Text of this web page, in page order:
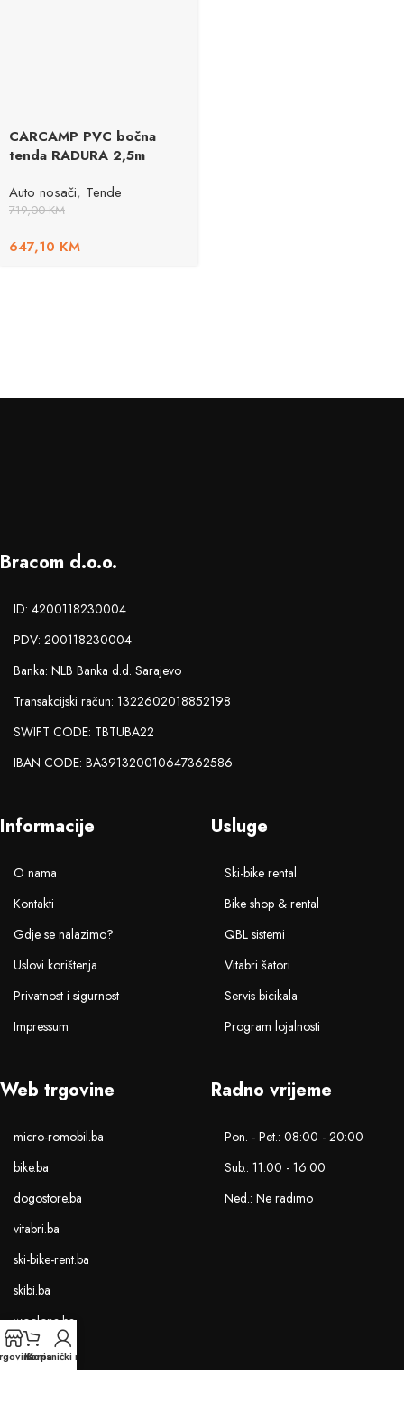
CARCAMP PVC bočna
tenda RADURA 2,5m
Auto nosači, Tende
719,00KM
647,10 KM
Bracom d.o.o.
ID: 4200118230004
PDV: 200118230004
Banka: NLB Banka d.d. Sarajevo
Transakcijski račun: 1322602018852198
SWIFT CODE: TBTUBA22
IBAN CODE: BA391320010647362586
Informacije
O nama
Kontakti
Gdje se nalazimo?
Uslovi korištenja
Privatnost i sigurnost
Impressum
Usluge
Ski-bike rental
Bike shop & rental
QBL sistemi
Vitabri šatori
Servis bicikala
Program lojalnosti
Web trgovine
micro-romobil.ba
bike.ba
dogostore.ba
vitabri.ba
ski-bike-rent.ba
skibi.ba
woolona.ba
Radno vrijeme
Pon. - Pet.: 08:00 - 20:00
Sub.: 11:00 - 16:00
Ned.: Ne radimo
Korpa
Korisnički račun